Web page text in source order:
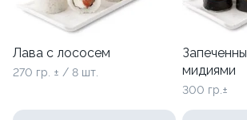
Лава с лососем
270 гр. ± / 8 шт.
мидиями
300 гр.±